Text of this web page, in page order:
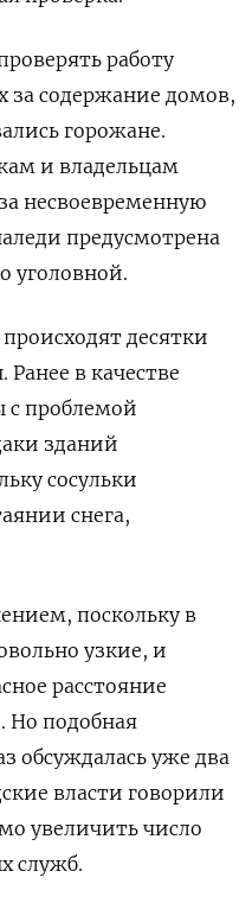
работу
за содержание домов,
горожане.
и владельцам
несвоевременную
предусмотрена
уголовной.
десятки
в качестве
с проблемой
зданий
сосульки
снега,
поскольку в
узкие, и
расстояние
Но подобная
обсуждалась уже два
власти говорили
увеличить число
служб.